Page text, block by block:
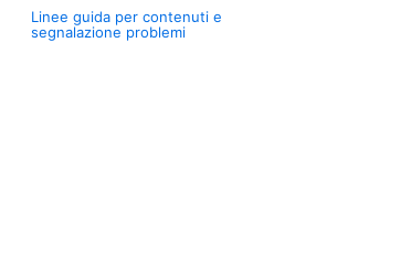
Linee guida per contenuti e
segnalazione problemi